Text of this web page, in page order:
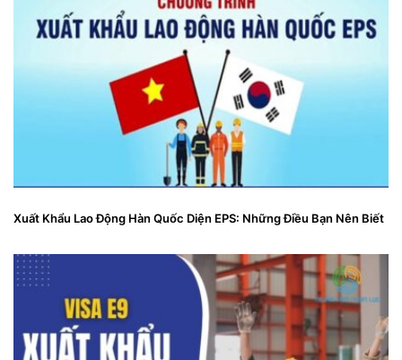
Xuất Khẩu Lao Động Hàn Quốc Diện EPS: Những Điều Bạn Nên Biết